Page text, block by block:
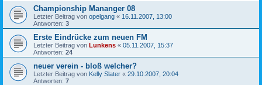
Championship Mananger 08
Letzter Beitrag von opelgang « 16.11.2007, 13:00
Antworten: 3
Erste Eindrücke zum neuen FM
Letzter Beitrag von Lunkens « 05.11.2007, 15:37
Antworten: 24
neuer verein - bloß welcher?
Letzter Beitrag von Kelly Slater « 29.10.2007, 20:04
Antworten: 7